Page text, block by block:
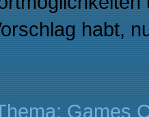
habt,
Games